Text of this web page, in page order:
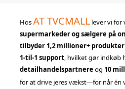
HosAT TVCMALL lever vi
supermarkeder og sælgere på
tilbyder 1,2 millioner+ produkter
1-til-1 support, hvilket gør indkøb
detailhandelspartnereog 10
for at drive jeres vækst—for når én